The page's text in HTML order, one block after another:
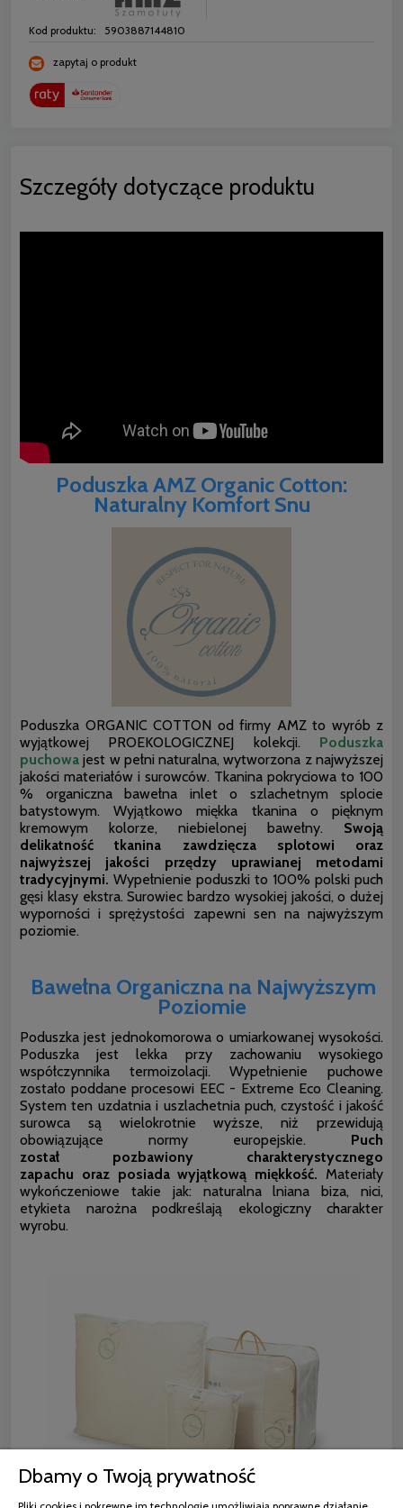
Kod produktu: 5903887144810
zapytaj o produkt
Szczegóły dotyczące produktu
Poduszka AMZ Organic Cotton:
Naturalny Komfort Snu
Poduszka ORGANIC COTTON od firmy AMZ to wyrób z
wyjątkowej PROEKOLOGICZNEJ kolekcji. Poduszka
puchowa jest w pełni naturalna, wytworzona z najwyższej
jakości materiałów i surowców. Tkanina pokryciowa to 100
% organiczna bawełna inlet o szlachetnym splocie
batystowym. Wyjątkowo miękka tkanina o pięknym
kremowym kolorze, niebielonej bawełny. Swoją
delikatność tkanina zawdzięcza splotowi oraz
najwyższej jakości przędzy uprawianej metodami
tradycyjnymi. Wypełnienie poduszki to 100% polski puch
gęsi klasy ekstra. Surowiec bardzo wysokiej jakości, o dużej
wyporności i sprężystości zapewni sen na najwyższym
poziomie.
Bawełna Organiczna na Najwyższym
Poziomie
Poduszka jest jednokomorowa o umiarkowanej wysokości.
Poduszka jest lekka przy zachowaniu wysokiego
współczynnika termoizolacji. Wypełnienie puchowe
zostało poddane procesowi EEC - Extreme Eco Cleaning.
System ten uzdatnia i uszlachetnia puch, czystość i jakość
surowca są wielokrotnie wyższe, niż przewidują
obowiązujące normy europejskie. Puch
został pozbawiony charakterystycznego
zapachu oraz posiada wyjątkową miękkość. Materiały
wykończeniowe takie jak: naturalna lniana biza, nici,
etykieta narożna podkreślają ekologiczny charakter
wyrobu.
Dbamy o Twoją prywatność
Pliki cookies i pokrewne im technologie umożliwiają poprawne działanie